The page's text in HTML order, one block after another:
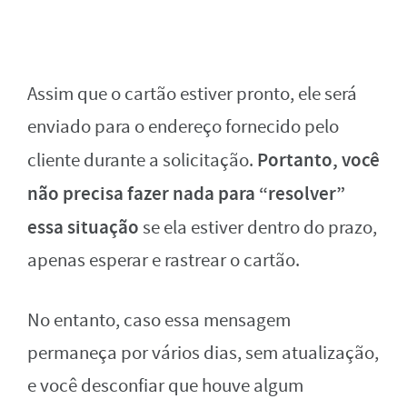
Assim que o cartão estiver pronto, ele será
enviado para o endereço fornecido pelo
cliente durante a solicitação. Portanto, você
não precisa fazer nada para “resolver”
essa situaçãose ela estiver dentro do prazo,
apenas esperar e rastrear o cartão.
No entanto, caso essa mensagem
permaneça por vários dias, sem atualização,
e você desconfiar que houve algum